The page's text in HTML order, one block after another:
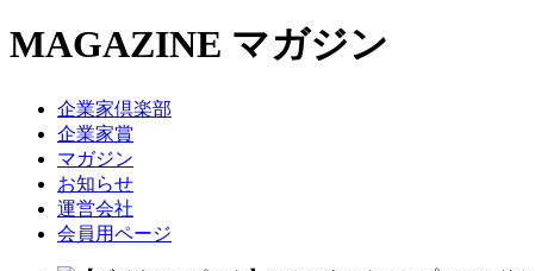
MAGAZINE マガジン
企業家倶楽部
企業家賞
マガジン
お知らせ
運営会社
会員用ページ